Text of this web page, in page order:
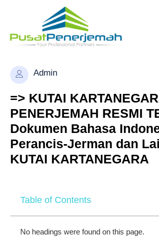
Admin
=> KUTAI
PENERJEMAH RESMI
Dokumen Bahasa
Perancis-Jerman dan
KUTAI KARTANEGARA
Table of Contents
No headings were found on this page.